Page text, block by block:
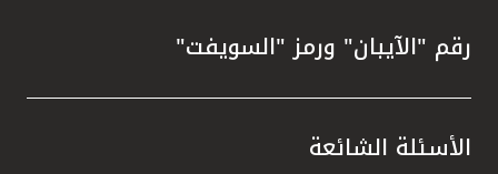
رقم "الآيبان" ورمز "السويفت"
الأسئلة الشائعة